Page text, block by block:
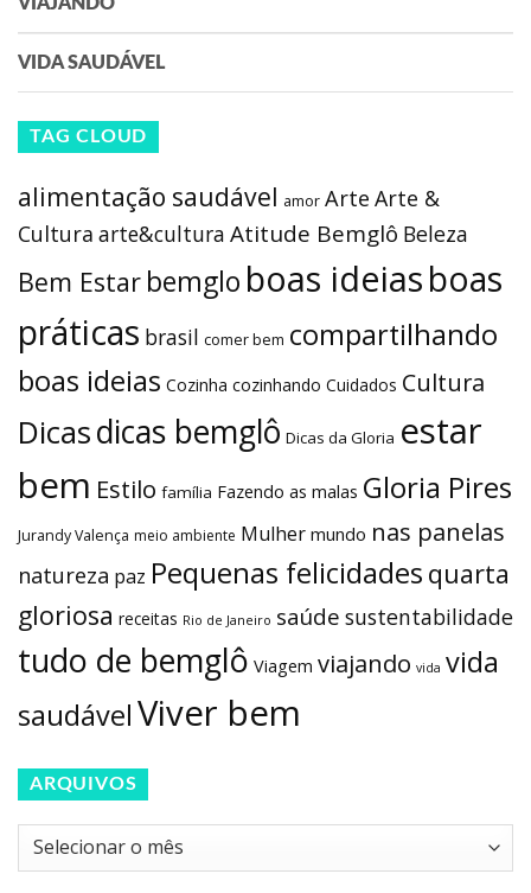
VIDA SAUDÁVEL
TAG CLOUD
alimentação saudável amor Arte Arte &
Cultura arte&cultura Atitude Bemglô Beleza
Bem Estar bemglo boas ideiasboas
práticas brasil comer bem compartilhando
boas ideias Cozinha cozinhando Cuidados Cultura
Dicasdicas bemglô Dicas da Gloria estar
bem Estilo família Fazendo as malas Gloria Pires
Jurandy Valença meio ambiente Mulher mundo nas panelas
natureza paz Pequenas felicidades quarta
gloriosa receitas Rio de Janeiro saúde sustentabilidade
tudo de bemglô Viagem viajando vida vida
saudávelViver bem
ARQUIVOS
Arquivos